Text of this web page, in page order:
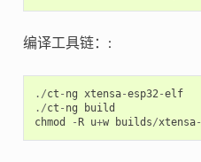
编译工具链：:
./ct - ng xtensa-esp32 -elf
./ct - ng
build
chmod
-R u+w builds/xtensa-